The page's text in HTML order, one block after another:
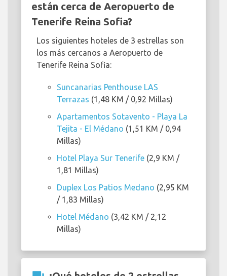
están cerca de Aeropuerto de
Tenerife Reina Sofia?
Los siguientes hoteles de 3 estrellas son
los más cercanos a Aeropuerto de
Tenerife Reina Sofia:
Suncanarias Penthouse LAS
Terrazas (1,48 KM / 0,92 Millas)
Apartamentos Sotavento - Playa La
Tejita - El Médano (1,51 KM / 0,94
Millas)
Hotel Playa Sur Tenerife (2,9 KM /
1,81 Millas)
Duplex Los Patios Medano (2,95 KM
/ 1,83 Millas)
Hotel Médano (3,42 KM / 2,12
Millas)